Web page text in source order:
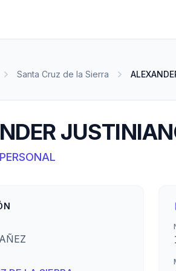
Santa Cruz de la Sierra